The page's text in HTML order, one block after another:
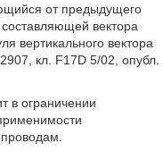
от предыдущего
вектора
вертикального вектора
кл. F17D 5/02, опубл.
в ограничении